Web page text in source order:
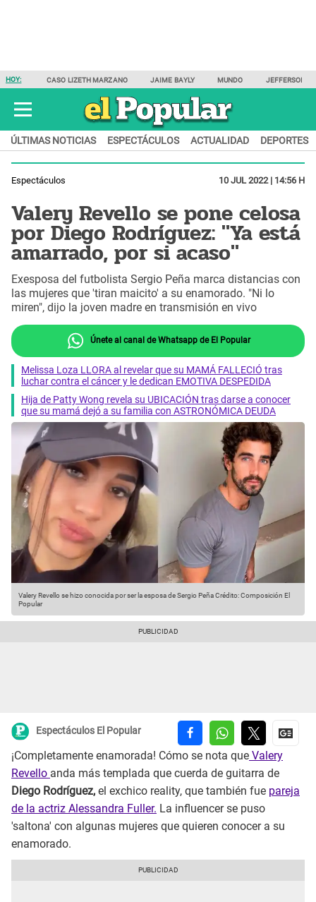
HOY: CASO LIZETH MARZANO JAIME BAYLY MUNDO JEFFERSON
ÚLTIMAS NOTICIAS ESPECTÁCULOS ACTUALIDAD DEPORTES
Espectáculos 10 JUL 2022 | 14:56 H
Valery Revello se pone celosa
por Diego Rodríguez: "Ya está
amarrado, por si acaso"
Exesposa del futbolista Sergio Peña marca distancias con
las mujeres que 'tiran maicito' a su enamorado. "Ni lo
miren", dijo la joven madre en transmisión en vivo
Únete al canal de Whatsapp de El Popular
Melissa Loza LLORA al revelar que su MAMÁ FALLECIÓ tras
luchar contra el cáncer y le dedican EMOTIVA DESPEDIDA
Hija de Patty Wong revela su UBICACIÓN tras darse a conocer
que su mamá dejó a su familia con ASTRONÓMICA DEUDA
Valery Revello se hizo conocida por ser la esposa de Sergio PeñaCrédito: Composición El
Popular
Espectáculos El Popular
¡Completamente enamorada! Cómo se nota que Valery
Revello anda más templada que cuerda de guitarra de
Diego Rodríguez, el exchico reality, que también fue pareja
de la actriz Alessandra Fuller. La influencer se puso
'saltona' con algunas mujeres que quieren conocer a su
enamorado.